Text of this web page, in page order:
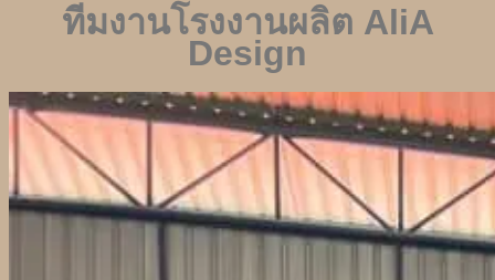
ทีมงานโรงงานผลิต AliA
Design